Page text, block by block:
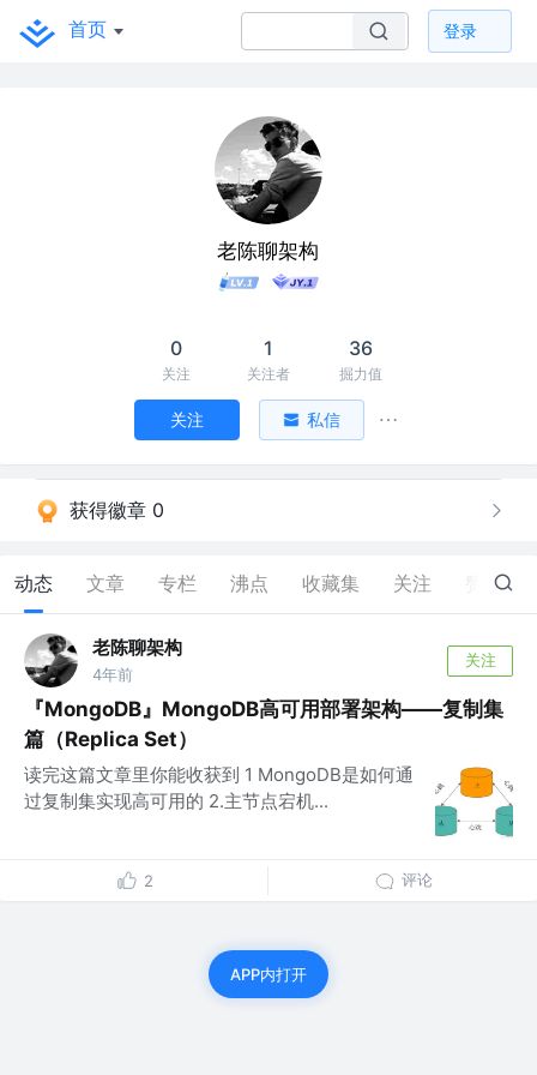
首页 登录
老陈聊架构
0
关注
1
关注者
36
掘力值
关注 私信
获得徽章 0
动态 文章 专栏 沸点 收藏集 关注 1
老陈聊架构
4年前
关注
『MongoDB』MongoDB高可用部署架构——复制集
篇（Replica Set）
读完这篇文章里你能收获到 1 MongoDB是如何通
过复制集实现高可用的 2.主节点宕机...
2 评论
APP内打开